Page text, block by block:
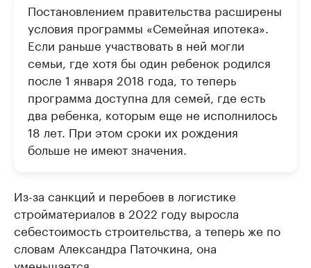
Постановлением правительства расширены
условия программы «Семейная ипотека».
Если раньше участвовать в ней могли
семьи, где хотя бы один ребенок родился
после 1 января 2018 года, то теперь
программа доступна для семей, где есть
два ребенка, которым еще не исполнилось
18 лет. При этом сроки их рождения
больше не имеют значения.
Из-за санкций и перебоев в логистике
стройматериалов в 2022 году выросла
себестоимость строительства, а теперь же по
словам Александра Паточкина, она